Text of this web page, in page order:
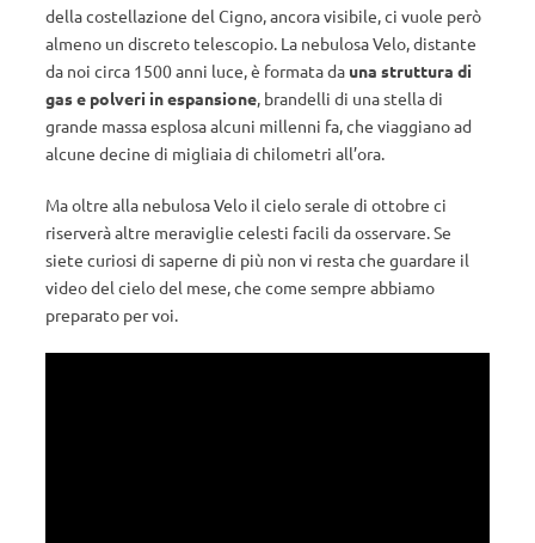
della costellazione del Cigno, ancora visibile, ci vuole però
almeno un discreto telescopio. La nebulosa Velo, distante
da noi circa 1500 anni luce, è formata da una struttura di
gas e polveri in espansione, brandelli di una stella di
grande massa esplosa alcuni millenni fa, che viaggiano ad
alcune decine di migliaia di chilometri all’ora.
Ma oltre alla nebulosa Velo il cielo serale di ottobre ci
riserverà altre meraviglie celesti facili da osservare. Se
siete curiosi di saperne di più non vi resta che guardare il
video del cielo del mese, che come sempre abbiamo
preparato per voi.